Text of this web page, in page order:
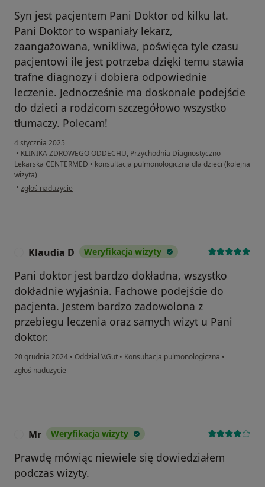
Syn jest pacjentem Pani Doktor od kilku lat.
Pani Doktor to wspaniały lekarz,
zaangażowana, wnikliwa, poświęca tyle czasu
pacjentowi ile jest potrzeba dzięki temu stawia
trafne diagnozy i dobiera odpowiednie
leczenie. Jednocześnie ma doskonałe podejście
do dzieci a rodzicom szczegółowo wszystko
tłumaczy. Polecam!
4 stycznia 2025
• KLINIKA ZDROWEGO ODDECHU, Przychodnia Diagnostyczno-
Lekarska CENTERMED • konsultacja pulmonologiczna dla dzieci (kolejna
wizyta)
• w opinii użytkownika Kinga
zgłoś nadużycie
Klaudia D Weryfikacja wizyty
Pani doktor jest bardzo dokładna, wszystko
dokładnie wyjaśnia. Fachowe podejście do
pacjenta. Jestem bardzo zadowolona z
przebiegu leczenia oraz samych wizyt u Pani
doktor.
20 grudnia 2024 • Oddział V.Gut • Konsultacja pulmonologiczna •
w opinii użytkownika Klaudia D
zgłoś nadużycie
Mr Weryfikacja wizyty
Prawdę mówiąc niewiele się dowiedziałem
podczas wizyty.